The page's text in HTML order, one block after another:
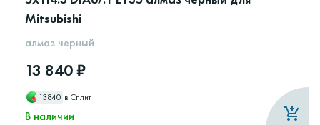
Mitsubishi
алмаз черный
13 840 ₽
13840 в Сплит
В наличии